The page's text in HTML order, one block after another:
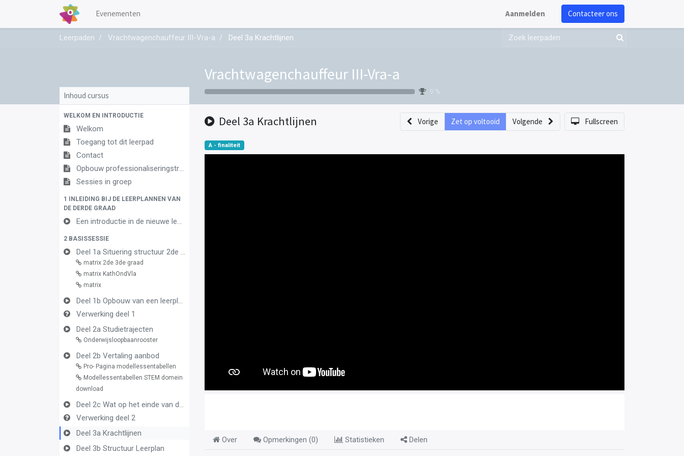
Evenementen Aanmelden Contacteer ons
Leerpaden Vrachtwagenchauffeur III-Vra-a Deel 3a Krachtlijnen
Vrachtwagenchauffeur III-Vra-a
0 %
Inhoud cursus
WELKOM EN INTRODUCTIE
Welkom
Toegang tot dit leerpad
Contact
Opbouw professionaliseringstraject
Sessies in groep
1 INLEIDING BIJ DE LEERPLANNEN VAN
DE DERDE GRAAD
Een introductie in de nieuwe leerplannen van de derde graad
2 BASISSESSIE
Deel 1a Situering structuur 2de en 3de graad
matrix 2de 3de graad
matrix KathOndVla
matrix
Deel 1b Opbouw van een leerplan vormingsconcept
Verwerking deel 1
Deel 2a Studietrajecten
Onderwijsloopbaanrooster
Deel 2b Vertaling aanbod
Pro- Pagina modellessentabellen
Modellessentabellen STEM domein
download
Deel 2c Wat op het einde van de graad
Verwerking deel 2
Deel 3a Krachtlijnen
Deel 3b Structuur Leerplan
Deel 3a Krachtlijnen Vorige Zet op voltooid Volgende Fullscreen
A - finaliteit
Over Opmerkingen (0) Statistieken Delen